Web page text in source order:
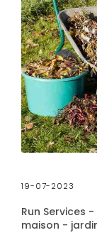
19-07-2023
Run Services
maison -